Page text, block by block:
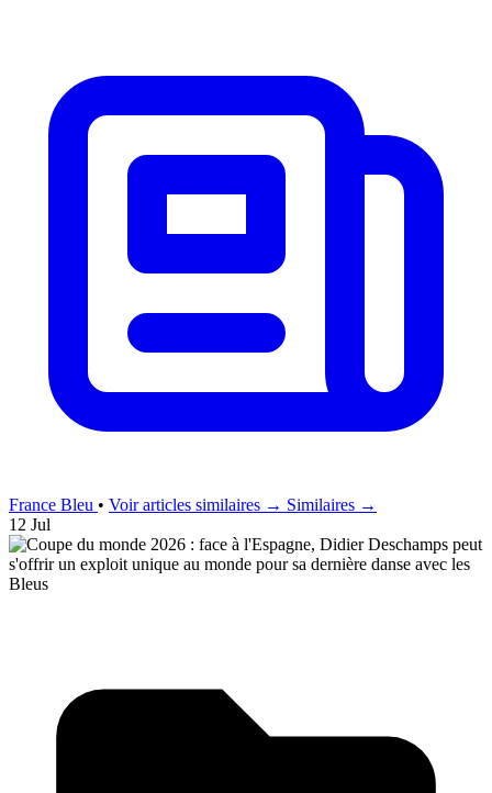
France Bleu • Voir articles similaires → Similaires →
12 Jul